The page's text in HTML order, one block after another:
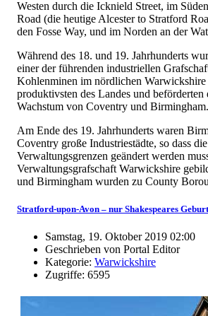
Westen durch die Icknield Street, im
Road (die heutige Alcester to Stratford
den Fosse Way, und im Norden an der
Während des 18. und 19. Jahrhunderts
einer der führenden industriellen
Kohlenminen im nördlichen Warwickshire
produktivsten des Landes und beförderten
Wachstum von Coventry und Birmingham.
Am Ende des 19. Jahrhunderts waren
Coventry große Industriestädte, so dass die
Verwaltungsgrenzen geändert werden
Verwaltungsgrafschaft Warwickshire
und Birmingham wurden zu County
Stratford-upon-Avon – nur Shakespeares
Samstag, 19. Oktober 2019 02:00
Geschrieben von Portal Editor
Kategorie: Warwickshire
Zugriffe: 6595